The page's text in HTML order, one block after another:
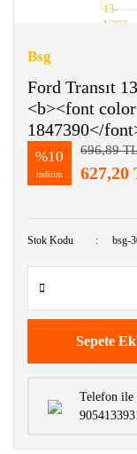
Bsg
Ford Transıt
<b><font
1847390</
%10
indirim
696,89
627,20
Stok Kodu bsg-
Sepete
Telefon ile